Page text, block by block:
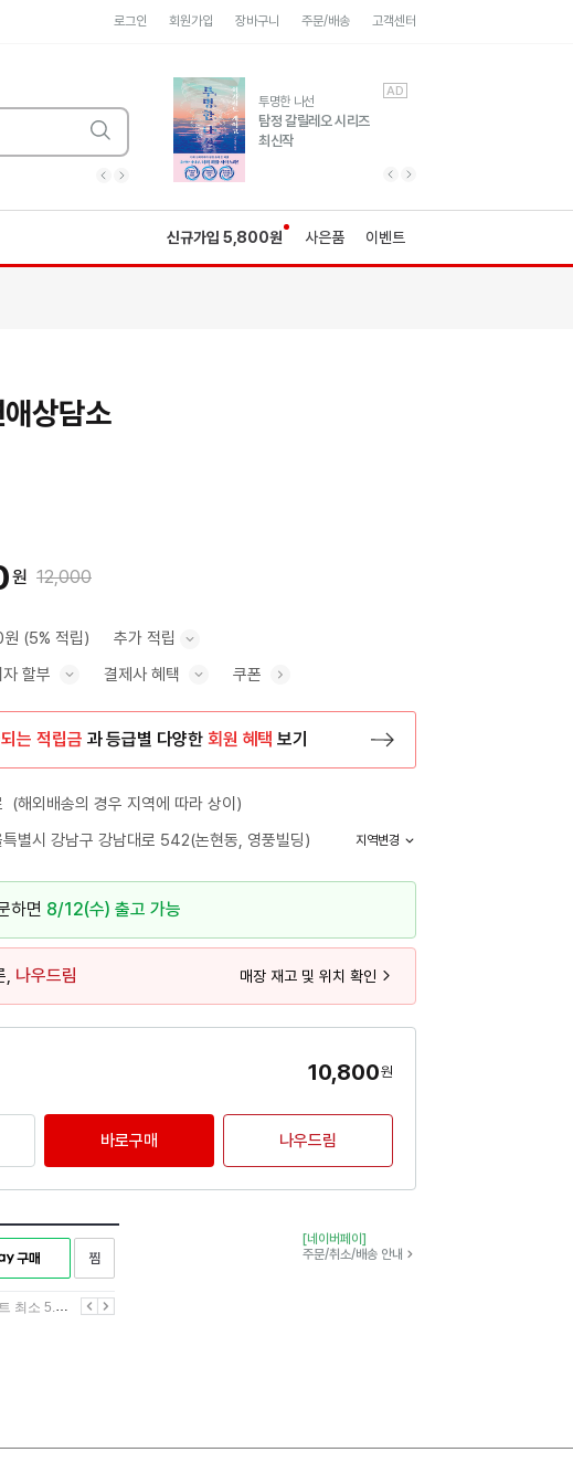
로그인 회원가입 장바구니 주문/배송 고객센터
히가시노게이고 추모 수족관 독하게 돈 공부
유럽 도시 기행3
풍성한 서사와 인문학적
통찰!
AD
투명한 나선
탐정 갈릴레오 시리즈
최신작
AD
신규가입 5,800원 사은품 이벤트
상담소
원 12,000
(5% 적립) 추가 적립
할부 결제사 혜택 쿠폰
는 적립금 과 등급별 다양한 회원 혜택 보기
(해외배송의 경우 지역에 따라 상이)
특별시 강남구 강남대로 542(논현동, 영풍빌딩) 지역변경
하면 8/12(수) 출고 가능
, 나우드림 매장 재고 및 위치 확인
10,800원
바로구매 나우드림
이전
5.5% 적립 다음
[네이버페이]
주문/취소/배송 안내